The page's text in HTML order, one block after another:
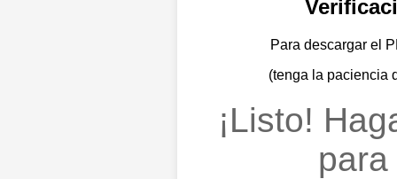
Para descargar el
(tenga la paciencia
¡Listo!